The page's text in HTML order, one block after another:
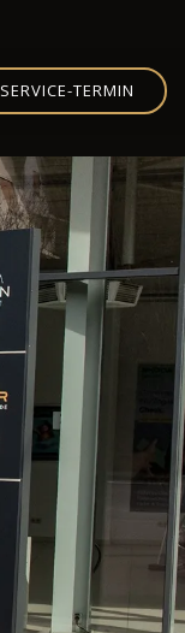
SERVICE-TERMIN